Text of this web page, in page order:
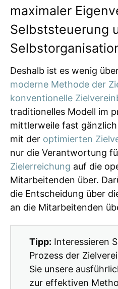
maximaler
Selbststeuerung
Deshalb ist es wenig
moderne Methode der
konventionelle
traditionelles Modell im
mittlerweile fast
mit der optimierten
nur die Verantwortung
Zielerreichung auf die
Mitarbeitenden über.
die Entscheidung über
an die Mitarbeitenden
Tipp: Interessieren
Prozess der
Sie unsere
zur effektiven